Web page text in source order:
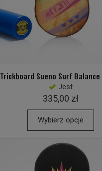
Trickboard Sueno Surf
Jest
335,00 zł
Wybierz opcje